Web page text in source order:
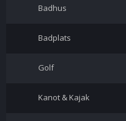
Badhus
Badplats
Golf
Kanot & Kajak